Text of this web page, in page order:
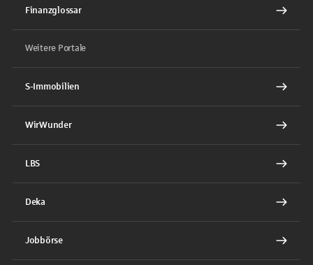
Finanzglossar
Weitere Portale
S-Immobilien
WirWunder
LBS
Deka
Jobbörse